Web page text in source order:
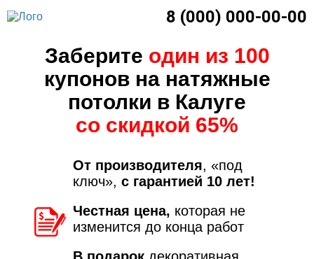
8 (000) 000-00-00
Заберите один из 100
купонов на натяжные
потолки в Калуге
со скидкой 65%
От производителя, «под
ключ», с гарантией 10 лет!
Честная цена, которая не
изменится до конца работ